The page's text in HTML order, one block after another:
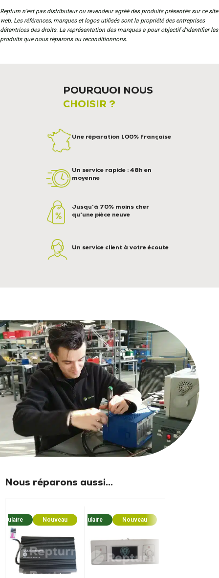
Repturn n’est pas distributeur ou revendeur agréé des produits présentés sur ce site
web. Les références, marques et logos utilisés sont la propriété des entreprises
détentrices des droits. La représentation des marques a pour objectif d’identifier les
produits que nous réparons ou reconditionnons.
POURQUOI NOUS
CHOISIR ?
Une réparation 100% française
Un service rapide : 48h en
moyenne
Jusqu'à 70% moins cher
qu'une pièce neuve
Un service client à votre écoute
Nous réparons aussi...
Nouveau Populaire Nouveau